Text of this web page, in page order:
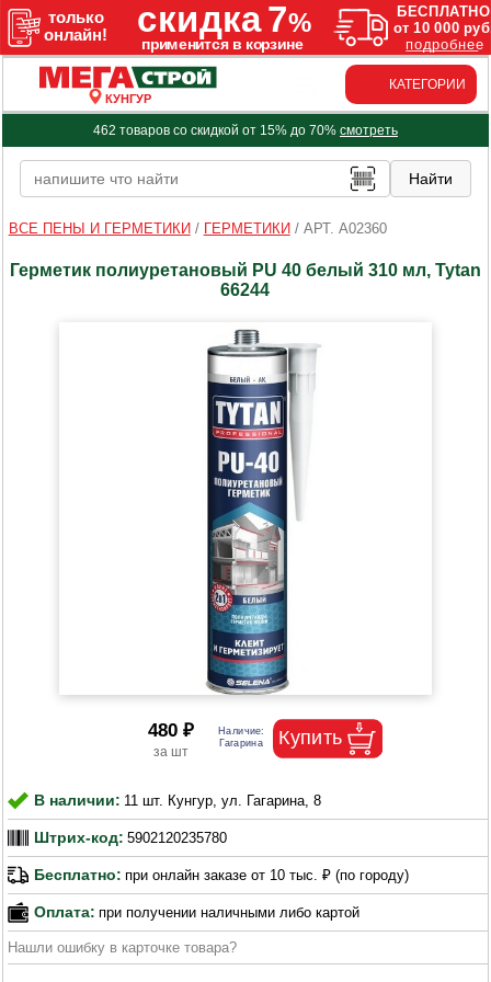
КУНГУР
КАТЕГОРИИ
462 товаров со скидкой от 15% до 70% смотреть
ВСЕ ПЕНЫ И ГЕРМЕТИКИ / ГЕРМЕТИКИ / АРТ. A02360
Герметик полиуретановый PU 40 белый 310 мл, Tytan
66244
480 ₽
В наличии: 11 шт. Кунгур, ул. Гагарина, 8
Штрих-код: 5902120235780
Бесплатно: при онлайн заказе от 10 тыс. ₽ (по городу)
Оплата: при получении наличными либо картой
Нашли ошибку в карточке товара?